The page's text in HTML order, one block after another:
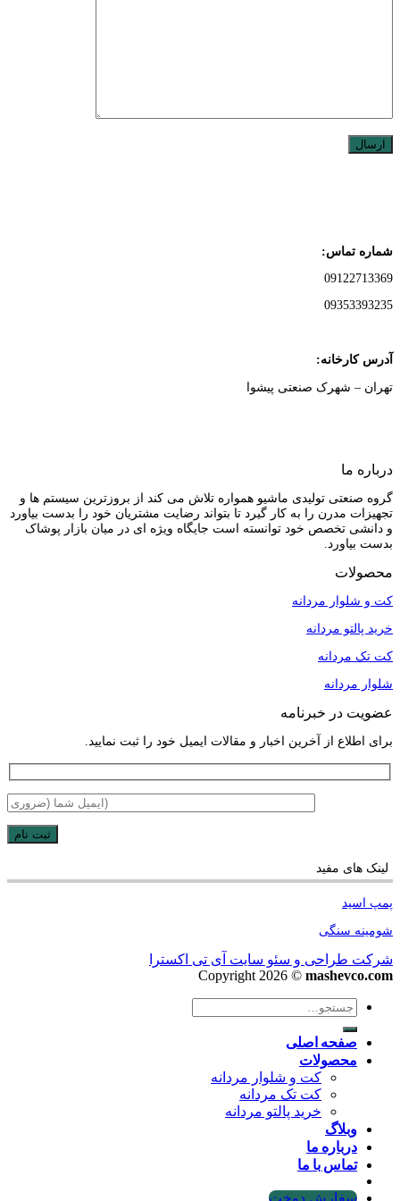
شماره تماس:
09122713369
09353393235
آدرس کارخانه:
تهران – شهرک صنعتی پیشوا
درباره ما
گروه صنعتی تولیدی ماشیو همواره تلاش می کند از بروزترین سیستم ها و
تجهیزات مدرن را به کار گیرد تا بتواند رضایت مشتریان خود را بدست بیاورد
و دانشی تخصص خود توانسته است جایگاه ویژه ای در میان بازار پوشاک
بدست بیاورد.
محصولات
کت و شلوار مردانه
خرید پالتو مردانه
کت تک مردانه
شلوار مردانه
عضویت در خبرنامه
برای اطلاع از آخرین اخبار و مقالات ایمیل خود را ثبت نمایید.
لینک های مفید
پمپ اسید
شومینه سنگی
شرکت طراحی و سئو سایت آی تی اکسترا
Copyright 2026 © mashevco.com
جستجو
صفحه اصلی
محصولات
کت و شلوار مردانه
کت تک مردانه
خرید پالتو مردانه
وبلاگ
درباره ما
تماس با ما